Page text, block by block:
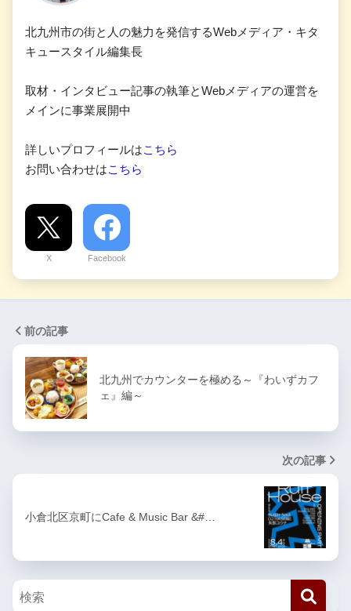
北九州市の街と人の魅力を発信するWebメディア・キタ
キュースタイル編集長
取材・インタビュー記事の執筆とWebメディアの運営を
メインに事業展開中
詳しいプロフィールはこちら
お問い合わせはこちら
X Facebook
前の記事
北九州でカウンターを極める～『わいずカフ
ェ』編～
次の記事
小倉北区京町にCafe & Music Bar &#…